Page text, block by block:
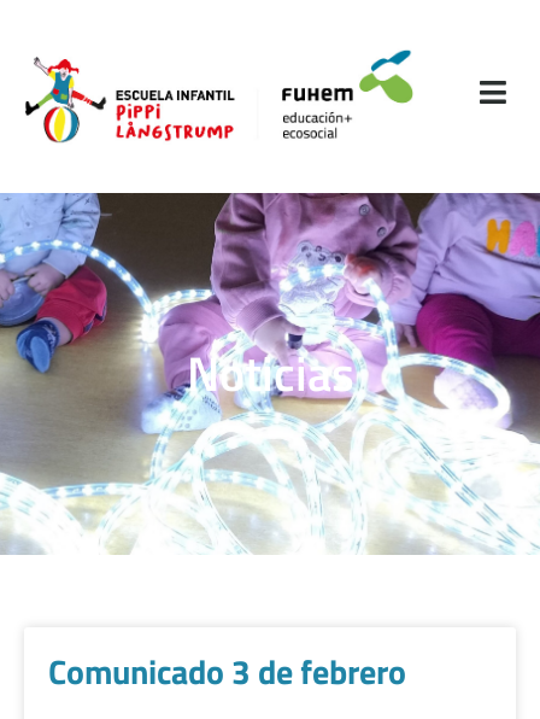
Noticias
Comunicado 3 de febrero